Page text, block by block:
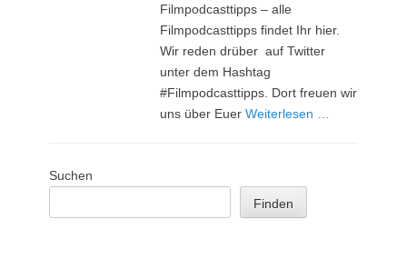
Filmpodcasttipps – alle
Filmpodcasttipps findet Ihr hier.
Wir reden drüber auf Twitter
unter dem Hashtag
#Filmpodcasttipps. Dort freuen wir
uns über EuerWeiterlesen …
Suchen
Finden